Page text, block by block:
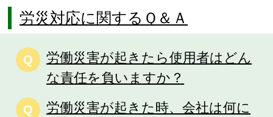
労災対応に関するＱ＆Ａ
Q
労働災害が起きたら使用者はどん
な責任を負いますか？
Q
労働災害が起きた時、会社は何に